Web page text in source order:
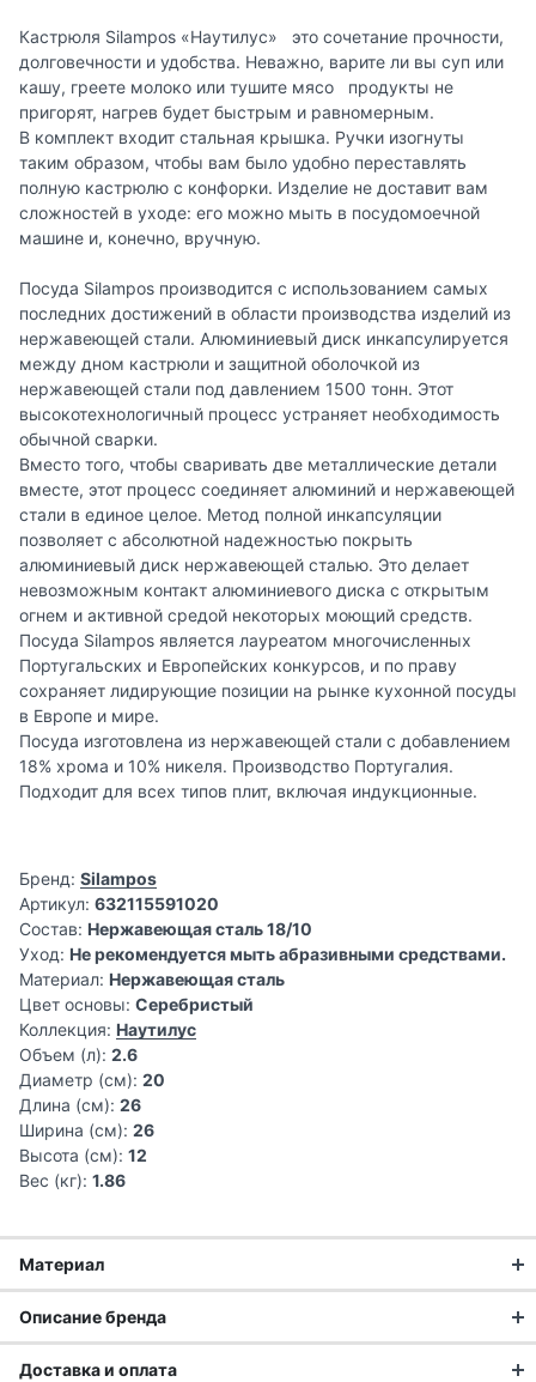
Кастрюля Silampos «Наутилус» это сочетание прочности,
долговечности и удобства. Неважно, варите ли вы суп или
кашу, греете молоко или тушите мясо продукты не
пригорят, нагрев будет быстрым и равномерным.
В комплект входит стальная крышка. Ручки изогнуты
таким образом, чтобы вам было удобно переставлять
полную кастрюлю с конфорки. Изделие не доставит вам
сложностей в уходе: его можно мыть в посудомоечной
машине и, конечно, вручную.
Посуда Silampos производится с использованием самых
последних достижений в области производства изделий из
нержавеющей стали. Алюминиевый диск инкапсулируется
между дном кастрюли и защитной оболочкой из
нержавеющей стали под давлением 1500 тонн. Этот
высокотехнологичный процесс устраняет необходимость
обычной сварки.
Вместо того, чтобы сваривать две металлические детали
вместе, этот процесс соединяет алюминий и нержавеющей
стали в единое целое. Метод полной инкапсуляции
позволяет с абсолютной надежностью покрыть
алюминиевый диск нержавеющей сталью. Это делает
невозможным контакт алюминиевого диска с открытым
огнем и активной средой некоторых моющий средств.
Посуда Silampos является лауреатом многочисленных
Португальских и Европейских конкурсов, и по праву
сохраняет лидирующие позиции на рынке кухонной посуды
в Европе и мире.
Посуда изготовлена из нержавеющей стали с добавлением
18% хрома и 10% никеля. Производство Португалия.
Подходит для всех типов плит, включая индукционные.
Бренд: Silampos
Артикул: 632115591020
Состав: Нержавеющая сталь 18/10
Уход: Не рекомендуется мыть абразивными средствами.
Материал: Нержавеющая сталь
Цвет основы: Серебристый
Коллекция: Наутилус
Объем (л): 2.6
Диаметр (см): 20
Длина (см): 26
Ширина (см): 26
Высота (см): 12
Вес (кг): 1.86
Материал
возникновению ржавчины. Очень прочный и долговечный,
Описание бренда
Доставка и оплата